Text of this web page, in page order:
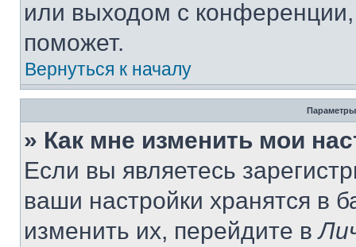
или выходом с
поможет.
Вернуться к началу
Параметры
» Как мне изменить мои
Если вы являетесь
ваши настройки хранятся в
изменить их, перейдите в